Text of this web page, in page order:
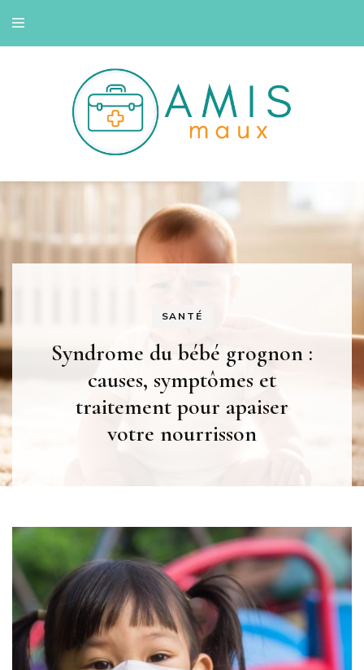
Amis maux
SANTÉ
Syndrome du bébé grognon :
causes, symptômes et
traitement pour apaiser
votre nourrisson